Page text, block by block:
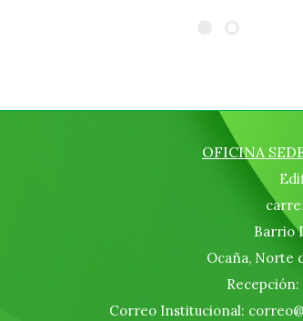
OFICINA
Barrio
Ocaña, Norte
Recepción:
Correo Institucional: